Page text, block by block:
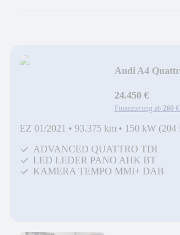
Audi A4
24.450 €
Finanzierung ab 260 €
EZ 01/2021 • 93.375 km • 150 kW (204
ADVANCED QUATTRO TDI
LED LEDER PANO AHK BT
KAMERA TEMPO MMI+ DAB